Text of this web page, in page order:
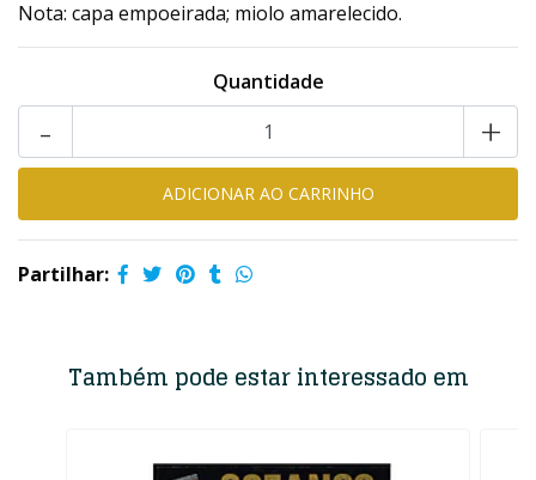
Nota: capa empoeirada; miolo amarelecido.
Quantidade
+
-
Partilhar:
Também pode estar interessado em